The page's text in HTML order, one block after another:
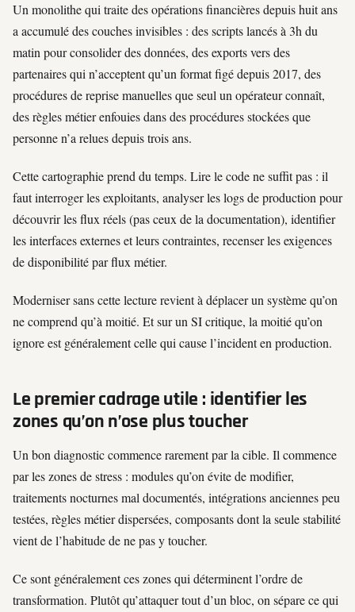
Un monolithe qui traite des opérations financières depuis huit ans
a accumulé des couches invisibles : des scripts lancés à 3h du
matin pour consolider des données, des exports vers des
partenaires qui n’acceptent qu’un format figé depuis 2017, des
procédures de reprise manuelles que seul un opérateur connaît,
des règles métier enfouies dans des procédures stockées que
personne n’a relues depuis trois ans.
Cette cartographie prend du temps. Lire le code ne suffit pas : il
faut interroger les exploitants, analyser les logs de production pour
découvrir les flux réels (pas ceux de la documentation), identifier
les interfaces externes et leurs contraintes, recenser les exigences
de disponibilité par flux métier.
Moderniser sans cette lecture revient à déplacer un système qu’on
ne comprend qu’à moitié. Et sur un SI critique, la moitié qu’on
ignore est généralement celle qui cause l’incident en production.
Le premier cadrage utile : identifier les
zones qu’on n’ose plus toucher
Un bon diagnostic commence rarement par la cible. Il commence
par les zones de stress : modules qu’on évite de modifier,
traitements nocturnes mal documentés, intégrations anciennes peu
testées, règles métier dispersées, composants dont la seule stabilité
vient de l’habitude de ne pas y toucher.
Ce sont généralement ces zones qui déterminent l’ordre de
transformation. Plutôt qu’attaquer tout d’un bloc, on sépare ce qui